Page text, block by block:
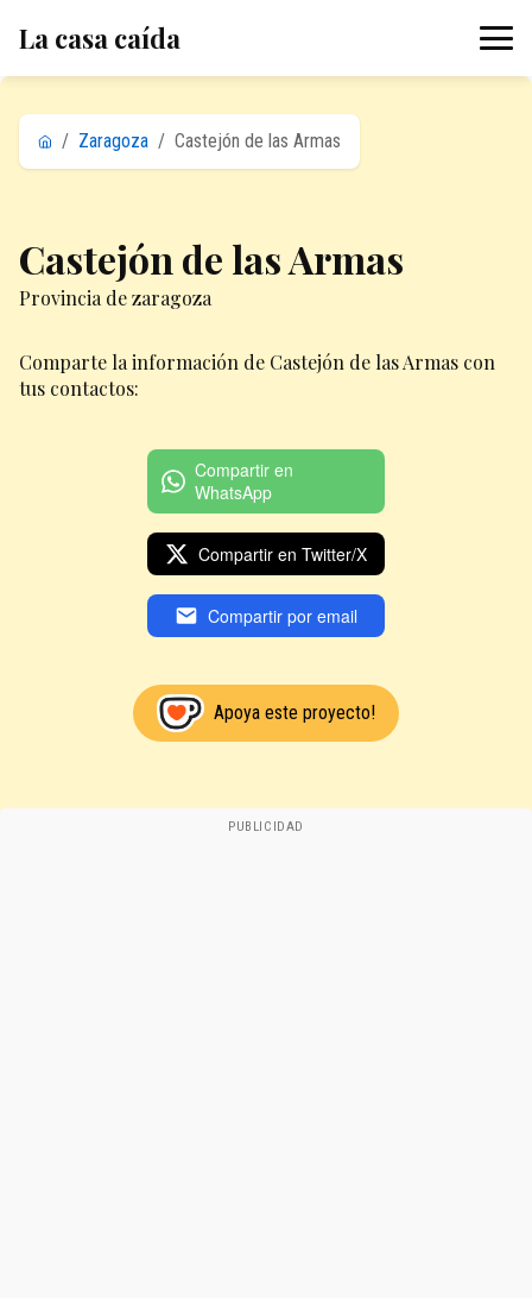
La casa caída
/ Zaragoza / Castejón de las Armas
Castejón de las Armas
Provincia de zaragoza
Comparte la información de Castejón de las Armas con
tus contactos:
Compartir en
WhatsApp
Compartir en Twitter/X
Compartir por email
Apoya este proyecto!
PUBLICIDAD